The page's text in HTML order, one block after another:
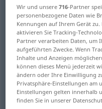
Übersicht aller
(Für mehr Details die
wissen, sich bewusst
fähig sein, verstehen
kennen, vertraut
Wir und unsere716-Partner
personenbezogene Daten wie
Kennungen auf Ihrem Gerät
aktivieren Sie Tracking-
Partner verarbeiten Daten, um
aufgeführten Zwecke. Wenn
Inhalte und Anzeigen
können dieses Menü jederzeit
ändern oder Ihre Einwilligung
Privatsphäre-Einstellungen am
Einstellungen gelten innerhalb
finden Sie in unserer